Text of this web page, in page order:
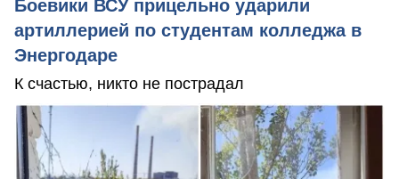
Боевики ВСУ прицельно ударили
артиллерией по студентам колледжа в
Энергодаре
К счастью, никто не пострадал